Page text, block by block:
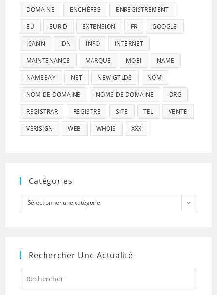
DOMAINE ENCHÈRES ENREGISTREMENT
EU EURID EXTENSION FR GOOGLE
ICANN IDN INFO INTERNET
MAINTENANCE MARQUE MOBI NAME
NAMEBAY NET NEW GTLDS NOM
NOM DE DOMAINE NOMS DE DOMAINE ORG
REGISTRAR REGISTRE SITE TEL VENTE
VERISIGN WEB WHOIS XXX
Catégories
Catégories
Sélectionner une catégorie
Rechercher Une Actualité
Press
to